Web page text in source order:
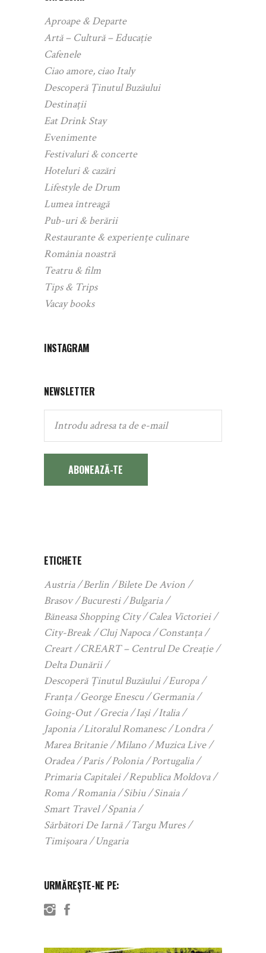
Aproape & Departe
Artă – Cultură – Educație
Cafenele
Ciao amore, ciao Italy
Descoperă Ținutul Buzăului
Destinații
Eat Drink Stay
Evenimente
Festivaluri & concerte
Hoteluri & cazări
Lifestyle de Drum
Lumea întreagă
Pub-uri & berării
Restaurante & experiențe culinare
România noastră
Teatru & film
Tips & Trips
Vacay books
INSTAGRAM
NEWSLETTER
ABONEAZĂ-TE
ETICHETE
Austria Berlin
Bilete De Avion
Brasov
Bucuresti
Bulgaria
Băneasa Shopping City
Calea Victoriei
City-Break
Cluj Napoca
Constanța
Creart
CREART – Centrul De Creație
Delta Dunării
Descoperă Ținutul Buzăului
Europa
Franța
George Enescu
Germania
Going-Out
Grecia Iași
Italia
Japonia
Litoralul Romanesc
Londra
Marea Britanie
Milano
Muzica Live
Oradea
Paris Polonia
Portugalia
Primaria Capitalei
Republica Moldova
Roma
Romania Sibiu
Sinaia
Smart Travel
Spania
Sărbători De Iarnă
Targu Mures
Timișoara
Ungaria
URMĂREȘTE-NE PE: